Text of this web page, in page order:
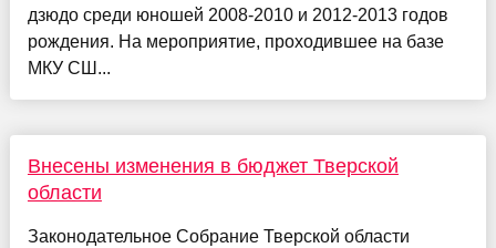
дзюдо среди юношей 2008-2010 и 2012-2013 годов
рождения. На мероприятие, проходившее на базе
МКУ СШ...
Внесены изменения в бюджет Тверской
области
Законодательное Собрание Тверской области